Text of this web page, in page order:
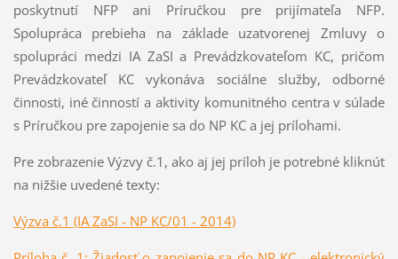
poskytnutí NFP ani Príručkou pre prijímateľa NFP.
Spolupráca prebieha na základe uzatvorenej Zmluvy o
spolupráci medzi IA ZaSI a Prevádzkovateľom KC, pričom
Prevádzkovateľ KC vykonáva sociálne služby, odborné
činnosti, iné činností a aktivity komunitného centra v súlade
s Príručkou pre zapojenie sa do NP KC a jej prílohami.
Pre zobrazenie Výzvy č.1, ako aj jej príloh je potrebné kliknúť
na nižšie uvedené texty:
Výzva č.1 (IA ZaSI - NP KC/01 - 2014)